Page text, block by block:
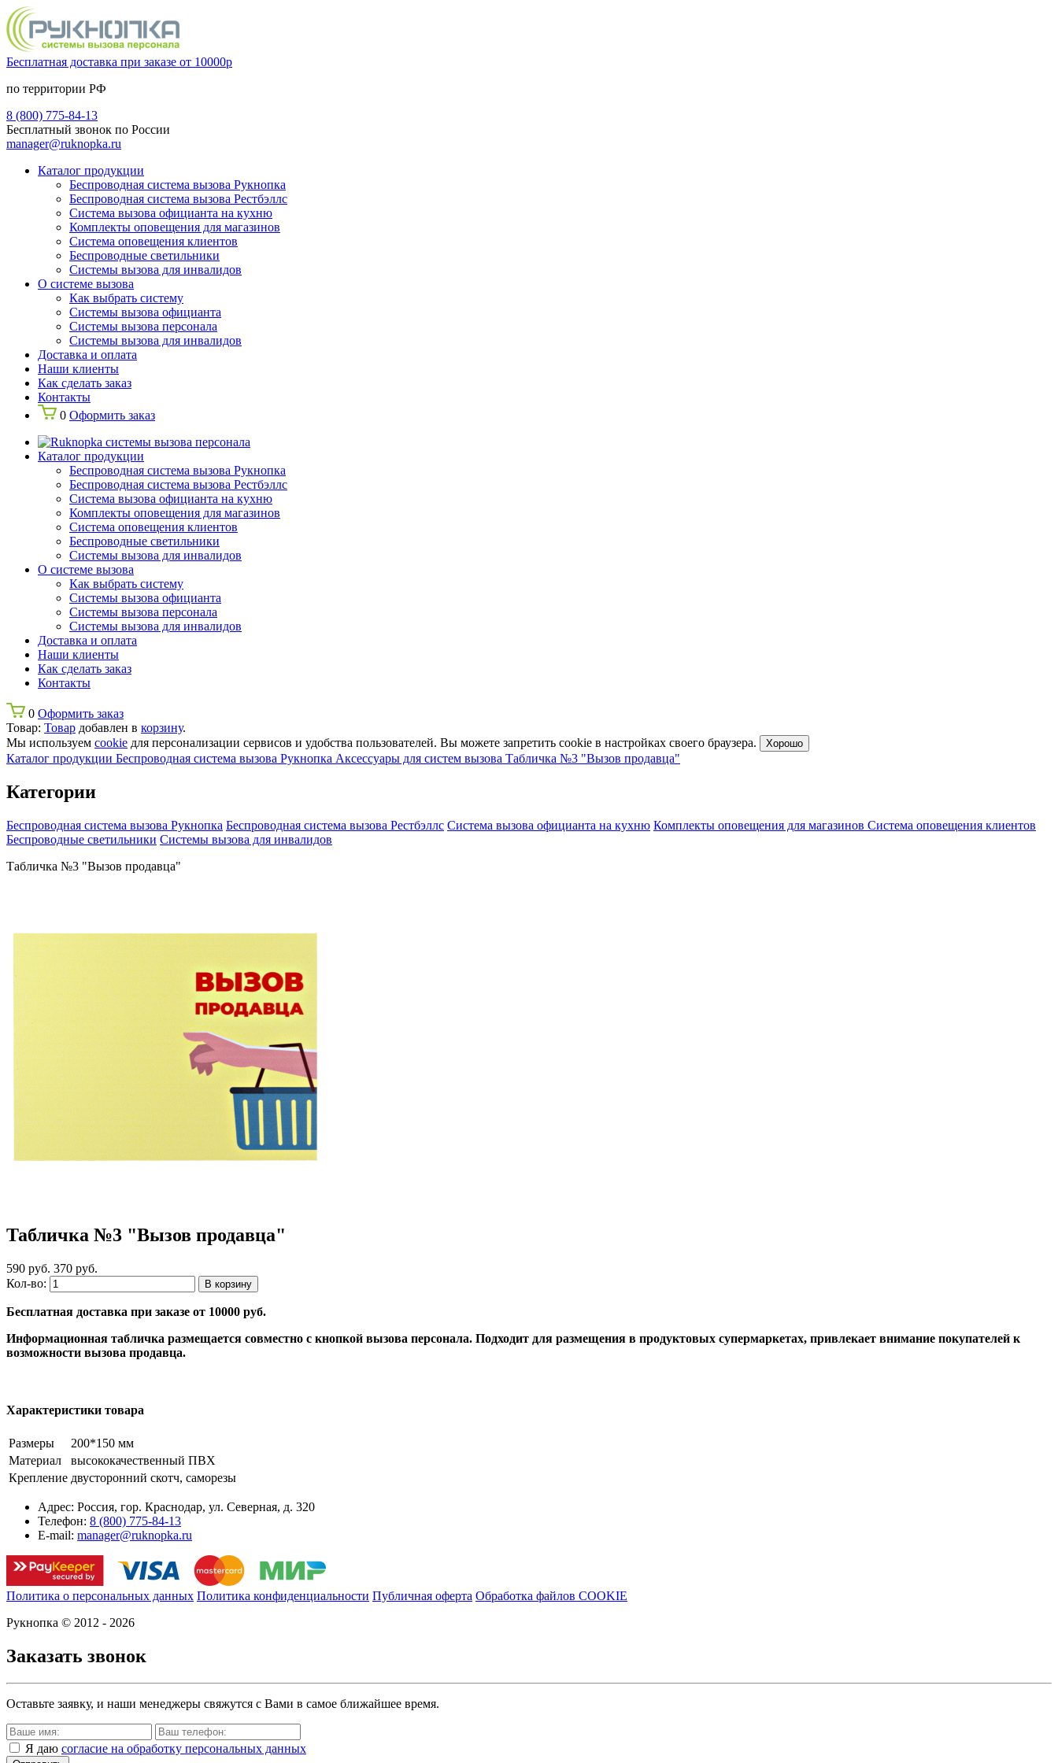
Бесплатная доставка при заказе от 10000р
по территории РФ
8 (800) 775-84-13
Бесплатный звонок по России
manager@ruknopka.ru
Каталог продукции
Беспроводная система вызова Рукнопка
Беспроводная система вызова Рестбэллс
Система вызова официанта на кухню
Комплекты оповещения для магазинов
Система оповещения клиентов
Беспроводные светильники
Системы вызова для инвалидов
О системе вызова
Как выбрать систему
Системы вызова официанта
Системы вызова персонала
Системы вызова для инвалидов
Доставка и оплата
Наши клиенты
Как сделать заказ
Контакты
0 Оформить заказ
Каталог продукции
Беспроводная система вызова Рукнопка
Беспроводная система вызова Рестбэллс
Система вызова официанта на кухню
Комплекты оповещения для магазинов
Система оповещения клиентов
Беспроводные светильники
Системы вызова для инвалидов
О системе вызова
Как выбрать систему
Системы вызова официанта
Системы вызова персонала
Системы вызова для инвалидов
Доставка и оплата
Наши клиенты
Как сделать заказ
Контакты
0 Оформить заказ
Товар: Товар добавлен в корзину.
Мы используем cookie для персонализации сервисов и удобства пользователей. Вы можете запретить cookie в настройках своего браузера. Хорошо
Каталог продукции Беспроводная система вызова Рукнопка Аксессуары для систем вызова Табличка №3 "Вызов продавца"
Категории
Беспроводная система вызова Рукнопка Беспроводная система вызова Рестбэллс Система вызова официанта на кухню Комплекты оповещения для магазинов Система оповещения клиентов
Беспроводные светильники Системы вызова для инвалидов
Табличка №3 "Вызов продавца"
Табличка №3 "Вызов продавца"
590 руб. 370 руб.
Кол-во:
Бесплатная доставка при заказе от 10000 руб.
Информационная табличка размещается совместно с кнопкой вызова персонала. Подходит для размещения в продуктовых супермаркетах, привлекает внимание покупателей к
возможности вызова продавца.
Характеристики товара
Размеры
200*150 мм
Материал
высококачественный ПВХ
Крепление двусторонний скотч, саморезы
Адрес: Россия, гор. Краснодар, ул. Северная, д. 320
Телефон: 8 (800) 775-84-13
E-mail: manager@ruknopka.ru
Политика о персональных данных Политика конфиденциальности Публичная оферта Обработка файлов COOKIE
Рукнопка © 2012 - 2026
Заказать звонок
Оставьте заявку, и наши менеджеры свяжутся с Вами в самое ближайшее время.
Я даю согласие на обработку персональных данных